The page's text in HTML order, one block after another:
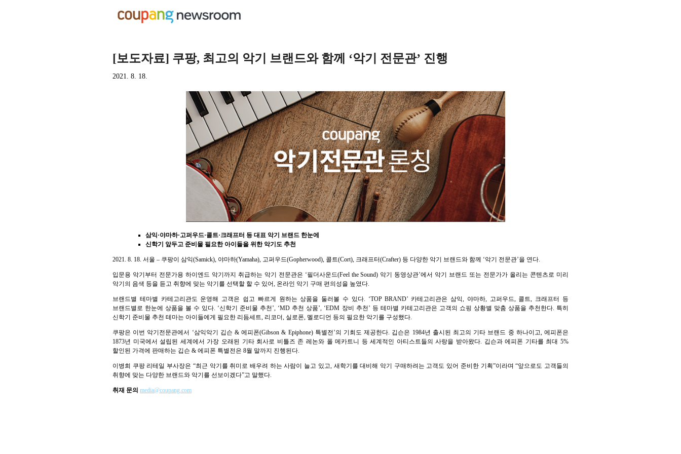
[보도자료] 쿠팡, 최고의 악기 브랜드와 함께 ‘악기 전문관’ 진행
2021. 8. 18.
삼익·야마하·고퍼우드·콜트·크래프터 등 대표 악기 브랜드 한눈에
신학기 앞두고 준비물 필요한 아이들을 위한 악기도 추천
2021. 8. 18. 서울 – 쿠팡이 삼익(Samick), 야마하(Yamaha), 고퍼우드(Gopherwood), 콜트(Cort), 크래프터(Crafter) 등 다양한 악기 브랜드와 함께 ‘악기 전문관’을 연다.
입문용 악기부터 전문가용 하이엔드 악기까지 취급하는 악기 전문관은 ‘필더사운드(Feel the Sound) 악기 동영상관’에서 악기 브랜드 또는 전문가가 올리는 콘텐츠로 미리
악기의 음색 등을 듣고 취향에 맞는 악기를 선택할 할 수 있어, 온라인 악기 구매 편의성을 높였다.
브랜드별 테마별 카테고리관도 운영해 고객은 쉽고 빠르게 원하는 상품을 둘러볼 수 있다. ‘TOP BRAND’ 카테고리관은 삼익, 야마하, 고퍼우드, 콜트, 크래프터 등
브랜드별로 한눈에 상품을 볼 수 있다. ‘신학기 준비물 추천’, ‘MD 추천 상품’, ‘EDM 장비 추천’ 등 테마별 카테고리관은 고객의 쇼핑 상황별 맞춤 상품을 추천한다. 특히
신학기 준비물 추천 테마는 아이들에게 필요한 리듬세트, 리코더, 실로폰, 멜로디언 등의 필요한 악기를 구성했다.
쿠팡은 이번 악기전문관에서 ‘삼익악기 깁슨 & 에피폰(Gibson & Epiphone) 특별전’의 기회도 제공한다. 깁슨은 1984년 출시된 최고의 기타 브랜드 중 하나이고, 에피폰은
1873년 미국에서 설립된 세계에서 가장 오래된 기타 회사로 비틀즈 존 레논와 폴 메카트니 등 세계적인 아티스트들의 사랑을 받아왔다. 깁슨과 에피폰 기타를 최대 5%
할인된 가격에 판매하는 깁슨 & 에피폰 특별전은 8월 말까지 진행된다.
이병희 쿠팡 리테일 부사장은 “최근 악기를 취미로 배우려 하는 사람이 늘고 있고, 새학기를 대비해 악기 구매하려는 고객도 있어 준비한 기획”이라며 “앞으로도 고객들의
취향에 맞는 다양한 브랜드와 악기를 선보이겠다”고 말했다.
취재 문의 media@coupang.com